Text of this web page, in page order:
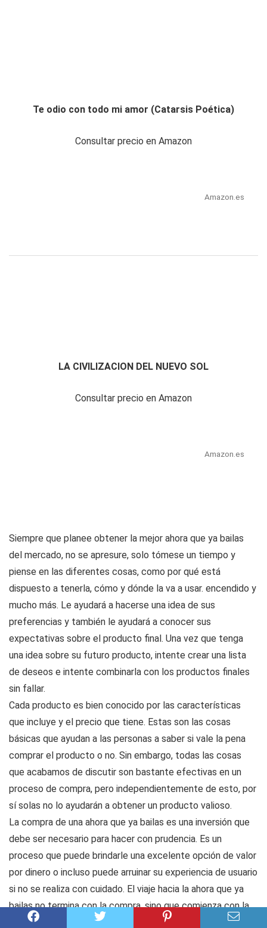
Te odio con todo mi amor (Catarsis Poética)
Consultar precio en Amazon
Amazon.es
LA CIVILIZACION DEL NUEVO SOL
Consultar precio en Amazon
Amazon.es
Siempre que planee obtener la mejor ahora que ya bailas
del mercado, no se apresure, solo tómese un tiempo y
piense en las diferentes cosas, como por qué está
dispuesto a tenerla, cómo y dónde la va a usar. encendido y
mucho más. Le ayudará a hacerse una idea de sus
preferencias y también le ayudará a conocer sus
expectativas sobre el producto final. Una vez que tenga
una idea sobre su futuro producto, intente crear una lista
de deseos e intente combinarla con los productos finales
sin fallar.
Cada producto es bien conocido por las características
que incluye y el precio que tiene. Estas son las cosas
básicas que ayudan a las personas a saber si vale la pena
comprar el producto o no. Sin embargo, todas las cosas
que acabamos de discutir son bastante efectivas en un
proceso de compra, pero independientemente de esto, por
sí solas no lo ayudarán a obtener un producto valioso.
La compra de una ahora que ya bailas es una inversión que
debe ser necesario para hacer con prudencia. Es un
proceso que puede brindarle una excelente opción de valor
por dinero o incluso puede arruinar su experiencia de usuario
si no se realiza con cuidado. El viaje hacia la ahora que ya
bailas no termina con la compra, sino que comienza con la
compra. Ya sea que se trate de su garantía o de su cuidado